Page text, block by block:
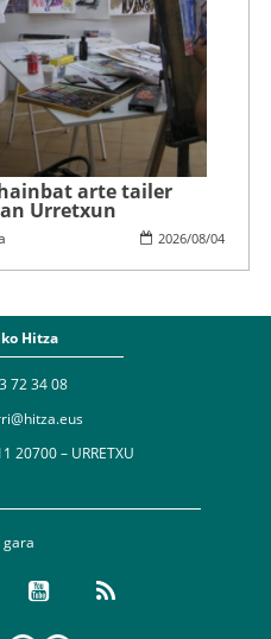
arte tailer
Urretxun
2026/08/04
Hitza
72 34 08
20700 – URRETXU
gara